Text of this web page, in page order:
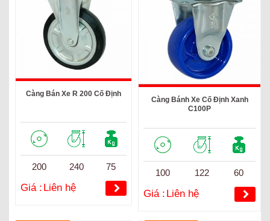
Càng Bán Xe R 200 Cố Định
200 240 75
Giá : Liên hệ
Càng Bánh Xe Cố Định Xanh
C100P
100 122 60
Giá : Liên hệ